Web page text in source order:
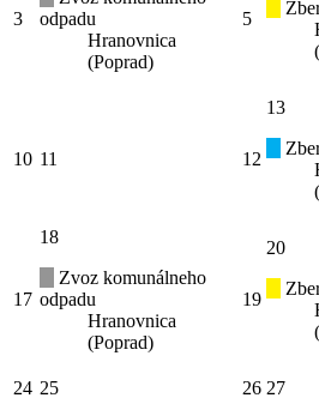
3
odpadu
Hranovnica
(Poprad)
5
10 11 12
13
17
18
Zvoz komunálneho
odpadu
Hranovnica
(Poprad)
19
20
24 25 26 27